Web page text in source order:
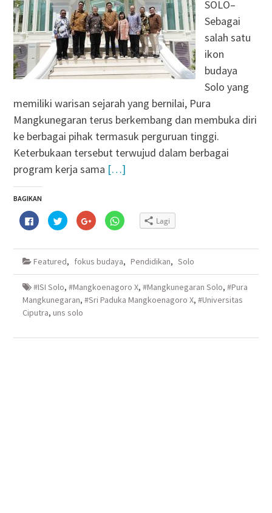
SOLO–
Sebagai
salah satu
ikon
budaya
Solo yang
memiliki warisan sejarah yang bernilai, Pura
Mangkunegaran terus berkembang dan membuka diri
ke berbagai pihak termasuk perguruan tinggi.
Keterbukaan tersebut terwujud dalam berbagai
program kerja sama […]
BAGIKAN
Klik
untuk
membagikan
Facebook(Membuka
jendela
baru)
Klik
untuk
berbagi
Twitter(Membuka
jendela
baru)
Klik
untuk
berbagi
Google+
di
jendela
yang
baru)
Klik
untuk
WhatsApp(Membuka
jendela
baru)
Lagi
Featured, fokus budaya, Pendidikan, Solo
#ISI Solo, #Mangkoenagoro X, #Mangkunegaran Solo, #Pura
Mangkunegaran, #Sri Paduka Mangkoenagoro X, #Universitas
Ciputra, uns solo